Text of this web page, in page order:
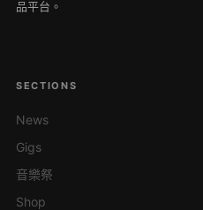
品平台。
SECTIONS
News
Gigs
音樂祭
Shop